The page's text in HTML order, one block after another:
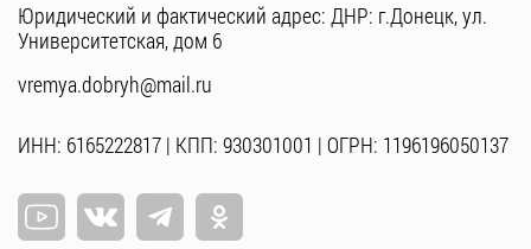
Юридический и фактический адрес: ДНР: г.Донецк, ул.
Университетская, дом 6
vremya.dobryh@mail.ru
ИНН: 6165222817 | КПП: 930301001 | ОГРН: 1196196050137